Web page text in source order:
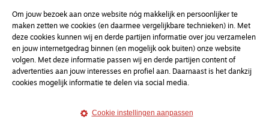
Kvk-nummer 33277063
NL46 INGB 0117 5827 86
info@onderwegonline.nl
Om jouw bezoek aan onze website nóg makkelijk en persoonlijker te
maken zetten we cookies (en daarmee vergelijkbare technieken) in. Met
deze cookies kunnen wij en derde partijen informatie over jou verzamelen
en jouw internetgedrag binnen (en mogelijk ook buiten) onze website
volgen. Met deze informatie passen wij en derde partijen content of
advertenties aan jouw interesses en profiel aan. Daarnaast is het dankzij
cookies mogelijk informatie te delen via social media.
Cookie instellingen aanpassen